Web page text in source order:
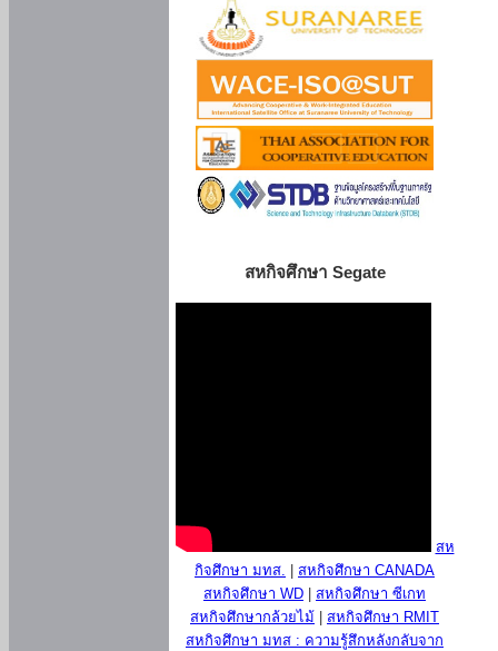
สหกิจศึกษา Segate
สห
กิจศึกษา มทส.
สหกิจศึกษา CANADA
สหกิจศึกษา WD
สหกิจศึกษา ซีเกท
สหกิจศึกษากล้วยไม้
สหกิจศึกษา RMIT
สหกิจศึกษา มทส : ความรู้สึกหลังกลับจาก